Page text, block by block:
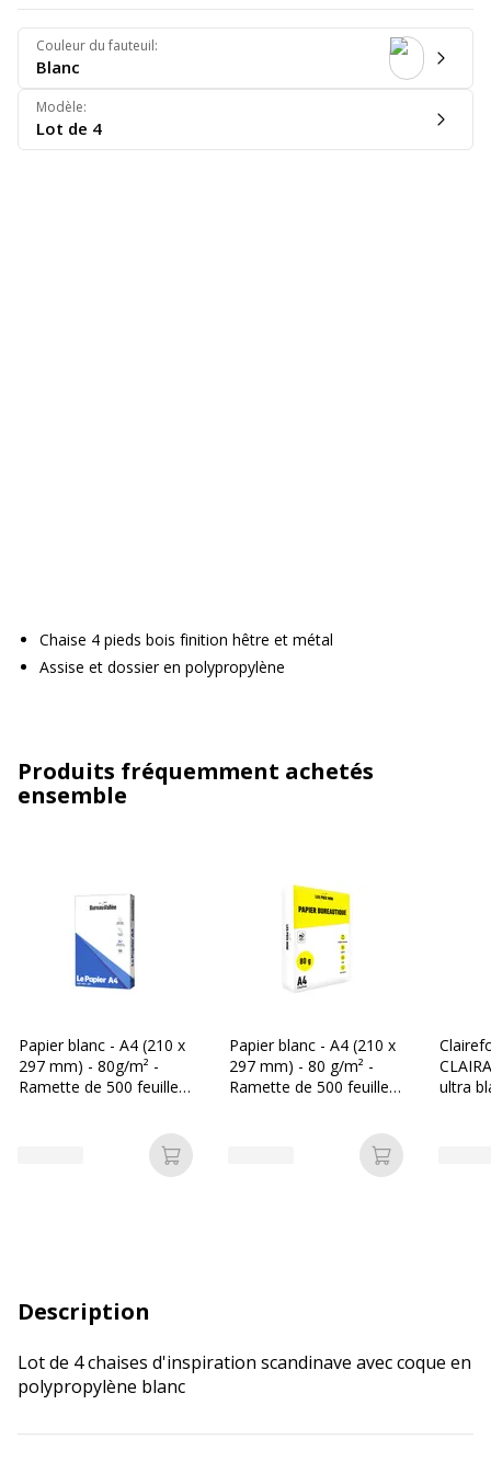
Couleur du fauteuil:
Blanc
Modèle:
Lot de 4
Chaise 4 pieds bois finition hêtre et métal
Assise et dossier en polypropylène
Produits fréquemment achetés
ensemble
Papier blanc - A4 (210 x
297 mm) - 80g/m² -
Ramette de 500 feuilles
Ajouter au panier
Papier blanc - A4 (210 x
297 mm) - 80 g/m² -
Ramette de 500 feuilles
Ajouter au
ultra
Description
Lot de 4 chaises d'inspiration scandinave avec coque en
polypropylène blanc